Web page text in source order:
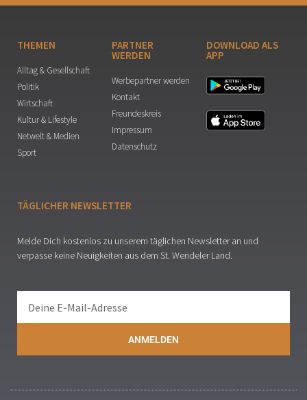
THEMEN
Alltag & Gesellschaft
Politik
Wirtschaft
Kultur & Lifestyle
Netwelt & Medien
Sport
PARTNER
WERDEN
Werbepartner werden
Kontakt
Freundeskreis
Impressum
Datenschutz
DOWNLOAD ALS
APP
TÄGLICHER NEWSLETTER
Melde Dich kostenlos zu unserem täglichen Newsletter an und
verpasse keine Neuigkeiten aus dem St. Wendeler Land.
ANMELDEN